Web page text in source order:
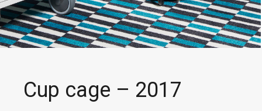
Cup cage – 2017